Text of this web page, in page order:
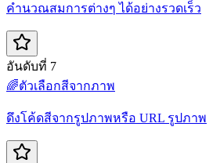
คำนวณสมการต่างๆ ได้อย่างรวดเร็ว
อันดับที่ 7
🌈ตัวเลือกสีจากภาพ
ดึงโค้ดสีจากรูปภาพหรือ URL รูปภาพ